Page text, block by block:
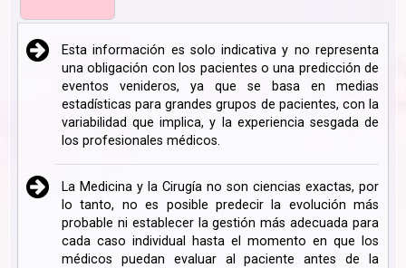
Esta información es solo indicativa y no representa
una obligación con los pacientes o una predicción de
eventos venideros, ya que se basa en medias
estadísticas para grandes grupos de pacientes, con la
variabilidad que implica, y la experiencia sesgada de
los profesionales médicos.
La Medicina y la Cirugía no son ciencias exactas, por
lo tanto, no es posible predecir la evolución más
probable ni establecer la gestión más adecuada para
cada caso individual hasta el momento en que los
médicos puedan evaluar al paciente antes de la